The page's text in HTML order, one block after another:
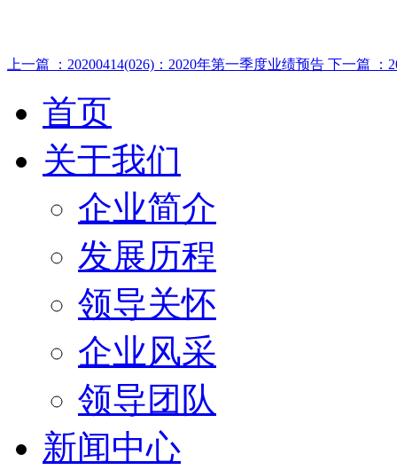
上一篇 ：20200414(026)：2020年第一季度业绩预告 下一篇 ：
首页
关于我们
企业简介
发展历程
领导关怀
企业风采
领导团队
新闻中心